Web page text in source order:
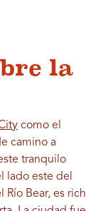
la
como el
camino a
tranquilo
lado este del
Bear, es rich